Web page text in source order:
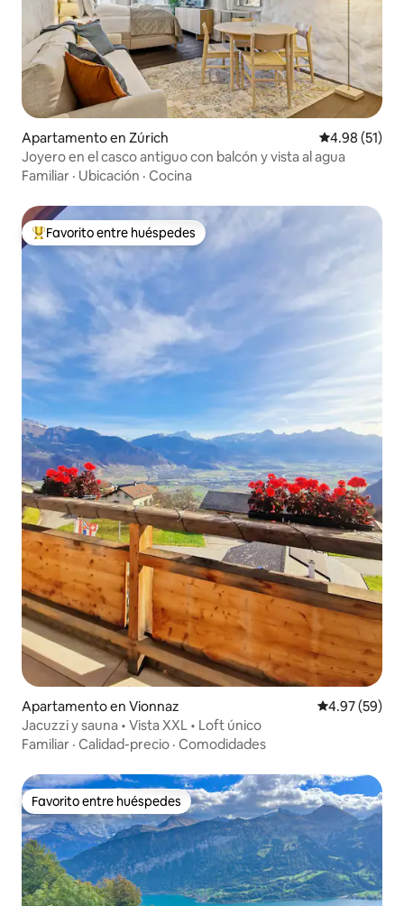
Apartamento en Zúrich Calificación
4.98 (51)
Joyero en el casco antiguo con balcón y vista al agua
Familiar · Ubicación · Cocina
Favorito entre huéspedes preferido
Favorito entre huéspedes
Apartamento en Vionnaz Calificación
4.97 (59)
Jacuzzi y sauna • Vista XXL • Loft único
Familiar · Calidad-precio · Comodidades
Favorito entre huéspedes
Favorito entre huéspedes